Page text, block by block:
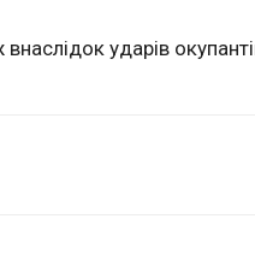
ударів